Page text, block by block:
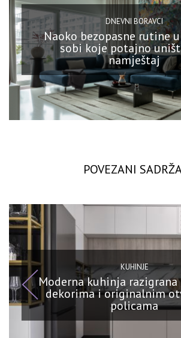
DNEVNI BORAVCI
Naoko bezopasne rutine
sobi koje potajno
namještaj
POVEZANI
KUHINJE
Moderna kuhinja
dekorima i originalnim
policama